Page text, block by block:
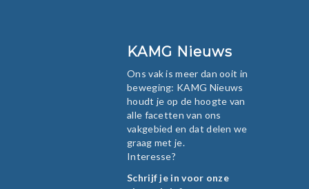
KAMG Nieuws
Ons vak is meer dan ooit in
beweging: KAMG Nieuws
houdt je op de hoogte van
alle facetten van ons
vakgebied en dat delen we
graag met je.
Interesse?
Schrijf je in voor onze